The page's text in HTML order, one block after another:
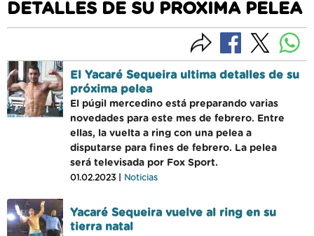
DETALLES DE SU PROXIMA PELEA
El Yacaré Sequeira ultima detalles de su
próxima pelea
El púgil mercedino está preparando varias
novedades para este mes de febrero. Entre
ellas, la vuelta a ring con una pelea a
disputarse para fines de febrero. La pelea
será televisada por Fox Sport.
01.02.2023 | Noticias
Yacaré Sequeira vuelve al ring en su
tierra natal